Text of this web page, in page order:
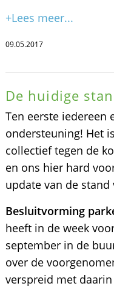
+Lees meer...
09.05.2017
De huidige
Ten eerste iedereen
ondersteuning! Het
collectief tegen de
en ons hier hard
update van de stand
Besluitvorming
heeft in de week
september in de
over de
verspreid met